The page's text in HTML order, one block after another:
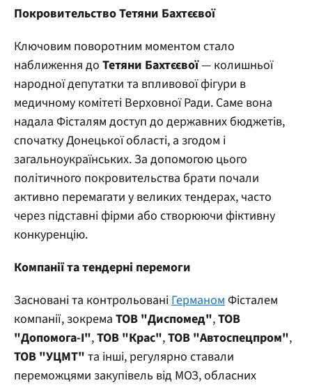
Покровительство Тетяни Бахтєєвої
Ключовим поворотним моментом стало
наближення до Тетяни Бахтєєвої— колишньої
народної депутатки та впливової фігури в
медичному комітеті Верховної Ради. Саме вона
надала Фісталям доступ до державних бюджетів,
спочатку Донецької області, а згодом і
загальноукраїнських. За допомогою цього
політичного покровительства брати почали
активно перемагати у великих тендерах, часто
через підставні фірми або створюючи фіктивну
конкуренцію.
Компанії та тендерні перемоги
Засновані та контрольованіГерманомФісталем
компанії, зокрема ТОВ "Диспомед",ТОВ
"Допомога-І",ТОВ "Крас",ТОВ "Автоспецпром",
ТОВ "УЦМТ" та інші, регулярно ставали
переможцями закупівель від МОЗ, обласних